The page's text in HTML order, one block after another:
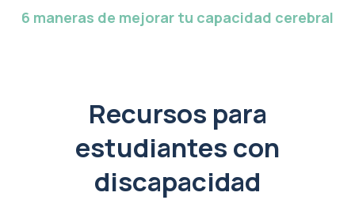
6 maneras de mejorar tu capacidad cerebral
Recursos para
estudiantes con
discapacidad